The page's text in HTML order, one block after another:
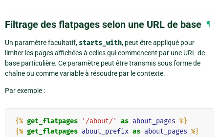
Filtrage des flatpages selon une URL de base ¶
Un paramètre facultatif, starts_with, peut être appliqué pour
limiter les pages affichées à celles qui commencent par une URL de
base particulière. Ce paramètre peut être transmis sous forme de
chaîne ou comme variable à résoudre par le contexte.
Par exemple :
{% get_flatpages '/about/' as about_pages %}
{% get_flatpages about_prefix as about_pages %}